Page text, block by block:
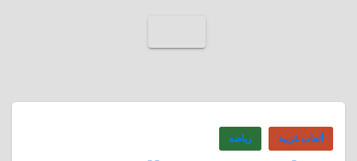
ألعاب غريبة رياضه